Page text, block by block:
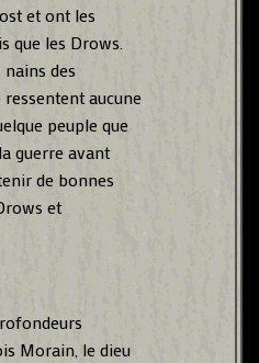
et ont les
que les Drows.
des
aucune
peuple que
guerre avant
de bonnes
et
Morain, le dieu